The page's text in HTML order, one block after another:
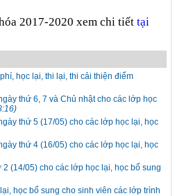
2017-2020 xem chi tiết tại
học lại, thi lại, thi cải thiện điểm
thứ 6, 7 và Chủ nhật cho các lớp học
thứ 5 (17/05) cho các lớp học lại, học
thứ 4 (16/05) cho các lớp học lại, học
(14/05) cho các lớp học lại, học bổ sung
học bổ sung cho sinh viên các lớp trình